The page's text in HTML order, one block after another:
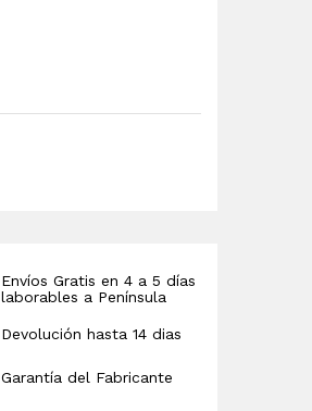
Envíos Gratis en 4 a 5 días
laborables a Península
Devolución hasta 14 dias
Garantía del Fabricante